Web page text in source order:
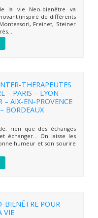
la vie Neo-bienêtre va
(inspiré de différents
Freinet, Steiner
THERAPEUTES
– PARIS – LYON –
– AIX-EN-PROVENCE
BORDEAUX
rien que des échanges
échanger… On laisse les
humeur et son sourire
BIENÊTRE POUR
VIE